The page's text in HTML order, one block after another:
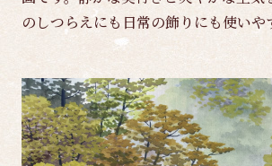
のしつらえにも日常の飾りにも使いや